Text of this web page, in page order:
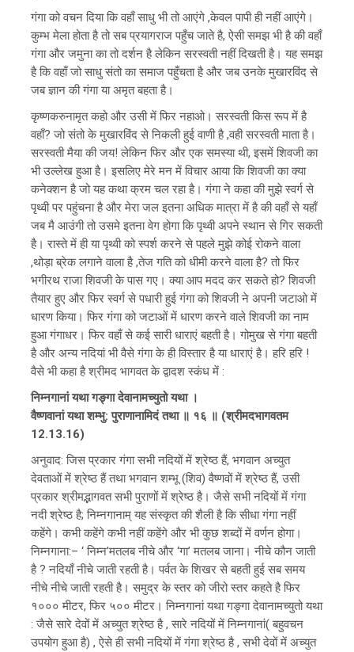
गंगा को वचन दिया कि वहाँ साधु भी तो आएंगे ,केवल पापी ही नहीं आएंगे।
कुम्भ मेला होता है तो सब प्रयागराज पहुँच जाते है, ऐसी समझ भी है की वहाँ
गंगा और जमुना का तो दर्शन है लेकिन सरस्वती नहीं दिखती है। यह समझ
है कि वहाँ जो साधु संतो का समाज पहुँचता है और जब उनके मुखारविंद से
जब ज्ञान की गंगा या अमृत बहता है।
कृष्णकरुनामृत कहो और उसी में फिर नहाओ। सरस्वती किस रूप में है
वहाँ? जो संतो के मुखारविंद से निकली हुई वाणी है ,वही सरस्वती माता है।
सरस्वती मैया की जय! लेकिन फिर और एक समस्या थी, इसमें शिवजी का
भी उल्लेख हुआ है। इसलिए मेरे मन में विचार आया कि शिवजी का क्या
कनेक्शन है जो यह कथा क्रम चल रहा है। गंगा ने कहा की मुझे स्वर्ग से
पृथ्वी पर पहुंचना है और मेरा जल इतना अधिक मात्रा में है की वहाँ से यहाँ
जब मै आउंगी तो उसमे इतना वेग होगा कि पृथ्वी अपने स्थान से गिर सकती
है। रास्ते में ही या पृथ्वी को स्पर्श करने से पहले मुझे कोई रोकने वाला
,थोड़ा ब्रेक लगाने वाला है ,तेज गति को धीमी करने वाला है? तो फिर
भगीरथ राजा शिवजी के पास गए। क्या आप मदद कर सकते हो? शिवजी
तैयार हुए और फिर स्वर्ग से पधारी हुई गंगा को शिवजी ने अपनी जटाओ में
धारण किया। फिर गंगा को जटाओं में धारण करने वाले शिवजी का नाम
हुआ गंगाधर। फिर वहाँ से कई सारी धाराएं बहती है। गोमुख से गंगा बहती
है और अन्य नदियां भी वैसे गंगा के ही विस्तार है या धाराएं है। हरि हरि !
वैसे भी कहा है श्रीमद भागवत के द्वादश स्कंध में :
निम्नगानां यथा गङ्गा देवानामच्युतो यथा ।
वैष्णवानां यथा शम्भु: पुराणानामिदं तथा ॥ १६ ॥ (श्रीमदभागवतम
12.13.16)
अनुवाद: जिस प्रकार गंगा सभी नदियों में श्रेष्ठ हैं, भगवान अच्युत
देवताओं में श्रेष्ठ हैं तथा भगवान शम्भू (शिव) वैष्णवों में श्रेष्ठ हैं, उसी
प्रकार श्रीमद्भागवत सभी पुराणों में श्रेष्ठ है। जैसे सभी नदियों में गंगा
नदी श्रेष्ठ है; निम्नगानाम् यह संस्कृत की शैली है कि सीधा गंगा नहीं
कहेंगे। कभी कहेंगे कभी नहीं कहेंगे और भी कुछ शब्दों में वर्णन होगा।
निम्नगाना:– ‘ निम्न’मतलब नीचे और ‘गा’ मतलब जाना। नीचे कौन जाती
है ? नदियाँ नीचे जाती रहती है। पर्वत के शिखर से बहती हुई सब समय
नीचे नीचे जाती रहती है। समुद्र के स्तर को जीरो स्तर कहते है फिर
१००० मीटर, फिर ५०० मीटर। निम्नगानां यथा गङ्गा देवानामच्युतो यथा
: जैसे सारे देवों में अच्युत श्रेष्ठ है , सारे नदियों में निम्नगानां( बहुवचन
उपयोग हुआ है) , ऐसे ही सभी नदियों में गंगा श्रेष्ठ है , सभी देवों में अच्युत